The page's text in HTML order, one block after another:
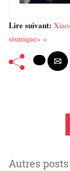
Lire suivant:
sismique» »
Autres posts